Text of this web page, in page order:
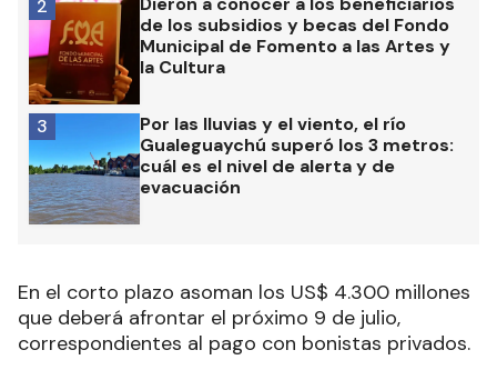
de los subsidios y becas del Fondo
Municipal de Fomento a las Artes y
la Cultura
2
Por las lluvias y el viento, el río
Gualeguaychú superó los 3 metros:
cuál es el nivel de alerta y de
evacuación
3
En el corto plazo asoman los US$ 4.300 millones
que deberá afrontar el próximo 9 de julio,
correspondientes al pago con bonistas privados.